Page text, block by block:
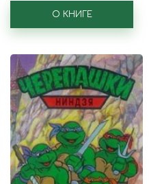
О КНИГЕ